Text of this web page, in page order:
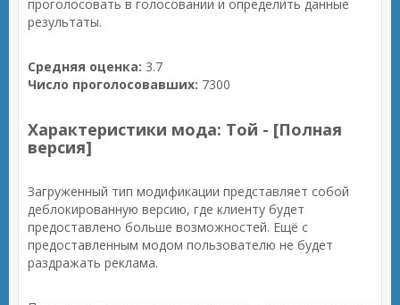
проголосовать в голосовании и определить данные
результаты.
Средняя оценка: 3.7
Число проголосовавших: 7300
Характеристики мода: Той - [Полная
версия]
Загруженный тип модификации представляет собой
деблокированную версию, где клиенту будет
предоставлено больше возможностей. Ещё с
предоставленным модом пользователю не будет
раздражать реклама.